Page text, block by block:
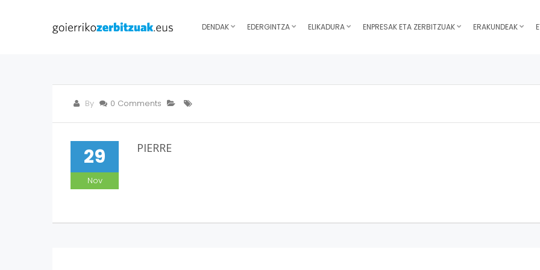
DENDAK EDERGINTZA ELIKADURA ENPRESAK ETA ZERBITZUAK ERAKUNDEAK
By 0 Comments
29
Nov
PIERRE